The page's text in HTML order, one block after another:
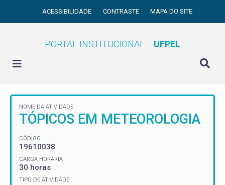
ACESSIBILIDADE CONTRASTE MAPA DO SITE
PORTAL INSTITUCIONAL UFPEL
NOME DA ATIVIDADE
TÓPICOS EM METEOROLOGIA
CÓDIGO
19610038
CARGA HORÁRIA
30 horas
TIPO DE ATIVIDADE